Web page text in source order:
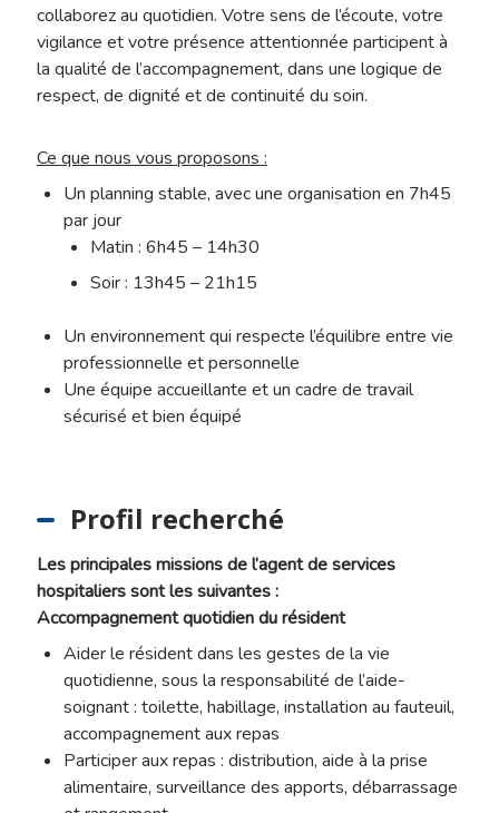
collaborez au quotidien. Votre sens de l’écoute, votre
vigilance et votre présence attentionnée participent à
la qualité de l’accompagnement, dans une logique de
respect, de dignité et de continuité du soin.
Ce que nous vous proposons :
Un planning stable, avec une organisation en 7h45
par jour
Matin : 6h45 – 14h30
Soir : 13h45 – 21h15
Un environnement qui respecte l’équilibre entre vie
professionnelle et personnelle
Une équipe accueillante et un cadre de travail
sécurisé et bien équipé
Profil recherché
Les principales missions de l’agent de services
hospitaliers sont les suivantes :
Accompagnement quotidien du résident
Aider le résident dans les gestes de la vie
quotidienne, sous la responsabilité de l’aide-
soignant : toilette, habillage, installation au fauteuil,
accompagnement aux repas
Participer aux repas : distribution, aide à la prise
alimentaire, surveillance des apports, débarrassage